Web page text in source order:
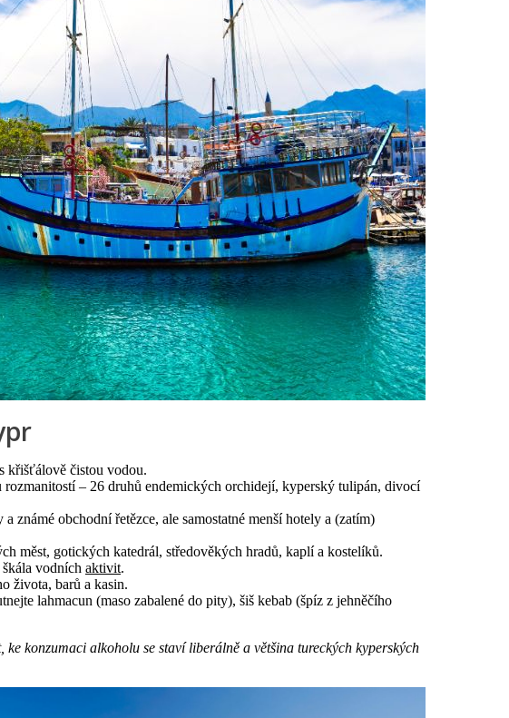
křišťálově čistou vodou.
– 26 druhů endemických orchidejí, kyperský tulipán, divocí
známé obchodní řetězce, ale samostatné menší hotely a (zatím)
měst, gotických katedrál, středověkých hradů, kaplí a kostelíků.
vodních aktivit.
života, barů a kasin.
lahmacun (maso zabalené do pity), šiš kebab (špíz z jehněčího
konzumaci alkoholu se staví liberálně a většina tureckých kyperských